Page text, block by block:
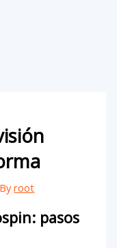
root
pasos